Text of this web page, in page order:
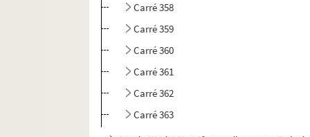
Carré 358
Carré 359
Carré 360
Carré 361
Carré 362
Carré 363